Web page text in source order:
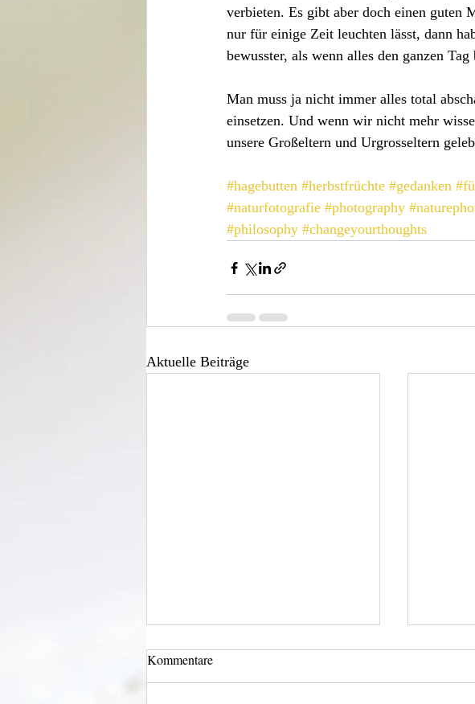
verbieten. Es gibt aber doch einen guten
nur für einige Zeit leuchten lässt, dann
bewusster, als wenn alles den ganzen Tag
Man muss ja nicht immer alles total
einsetzen. Und wenn wir nicht mehr
unsere Großeltern und Urgrosseltern
#hagebutten #herbstfrüchte #gedanken
#naturfotografie #photography
#philosophy #changeyourthoughts
Aktuelle Beiträge
Kommentare